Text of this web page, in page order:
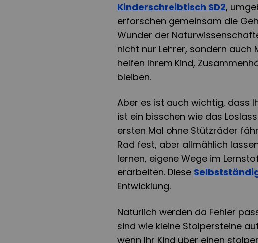
Kinderschreibtisch SD2,
erforschen gemeinsam die
Wunder der
nicht nur Lehrer, sondern auch
helfen Ihrem Kind,
bleiben.
Aber es ist auch wichtig, dass
ist ein bisschen wie das
ersten Mal ohne Stützräder
Rad fest, aber allmählich
lernen, eigene Wege im
erarbeiten. Diese
Entwicklung.
Natürlich werden da Fehler
sind wie kleine Stolpersteine
wenn Ihr Kind über einen